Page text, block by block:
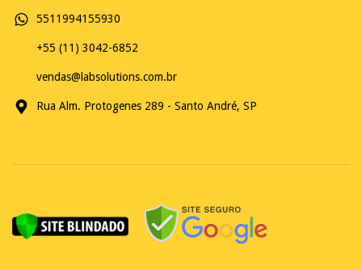
5511994155930
+55 (11) 3042-6852
vendas@labsolutions.com.br
Rua Alm. Protogenes 289 - Santo André, SP